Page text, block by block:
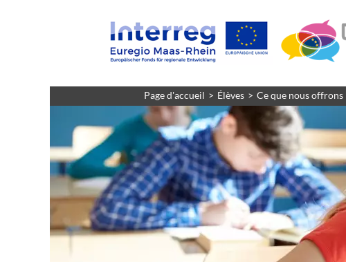
Page d'accueil Élèves Ce que nous offrons